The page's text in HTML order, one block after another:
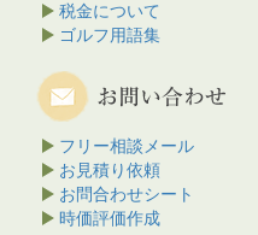
税金について
ゴルフ用語集
フリー相談メール
お見積り依頼
お問合わせシート
時価評価作成